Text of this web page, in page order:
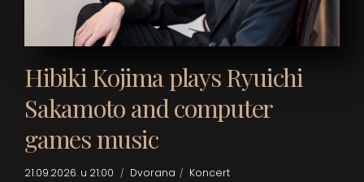
Hibiki Kojima plays Ryuichi
Sakamoto and computer
games music
21.09.2026. u 21:00 Dvorana
Koncert